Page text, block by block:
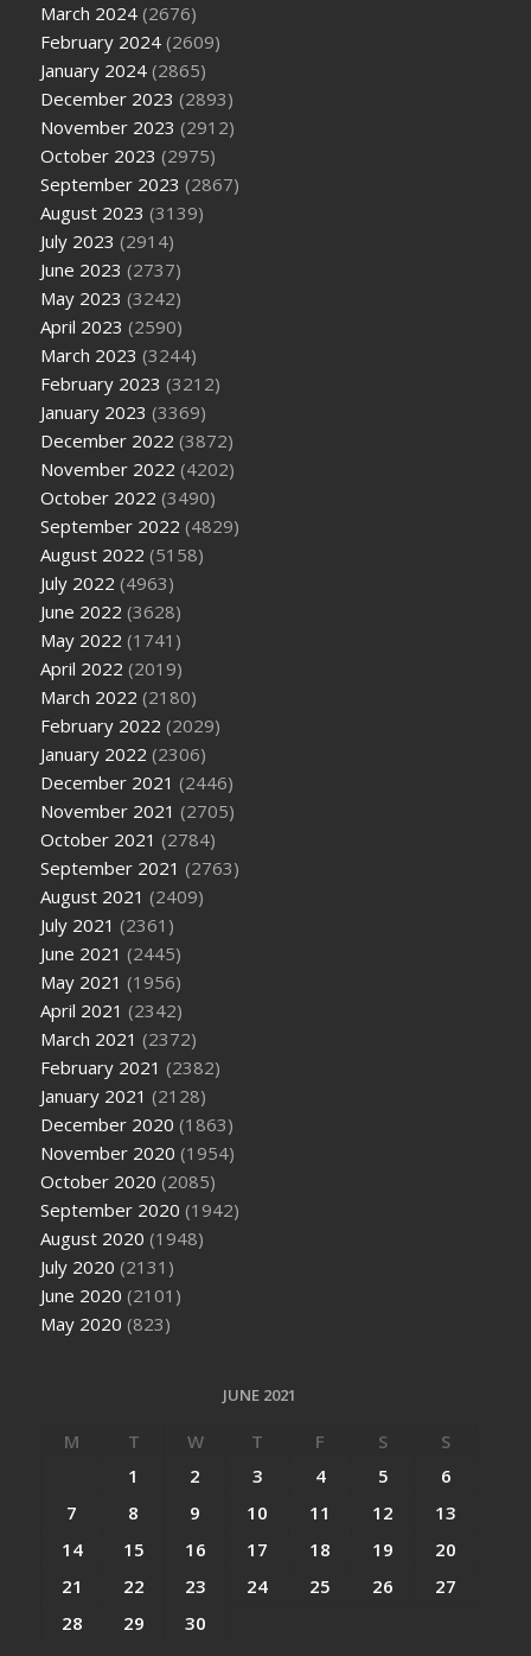
March 2024 (2676)
February 2024 (2609)
January 2024 (2865)
December 2023 (2893)
November 2023 (2912)
October 2023 (2975)
September 2023 (2867)
August 2023 (3139)
July 2023 (2914)
June 2023 (2737)
May 2023 (3242)
April 2023 (2590)
March 2023 (3244)
February 2023 (3212)
January 2023 (3369)
December 2022 (3872)
November 2022 (4202)
October 2022 (3490)
September 2022 (4829)
August 2022 (5158)
July 2022 (4963)
June 2022 (3628)
May 2022 (1741)
April 2022 (2019)
March 2022 (2180)
February 2022 (2029)
January 2022 (2306)
December 2021 (2446)
November 2021 (2705)
October 2021 (2784)
September 2021 (2763)
August 2021 (2409)
July 2021 (2361)
June 2021 (2445)
May 2021 (1956)
April 2021 (2342)
March 2021 (2372)
February 2021 (2382)
January 2021 (2128)
December 2020 (1863)
November 2020 (1954)
October 2020 (2085)
September 2020 (1942)
August 2020 (1948)
July 2020 (2131)
June 2020 (2101)
May 2020 (823)
JUNE 2021
M T W T F S
S
1
2 3 4 5
6
7
8 9 10 11 12
13
14
15 16 17 18 19
20
21
22 23 24 25 26
27
28
29 30